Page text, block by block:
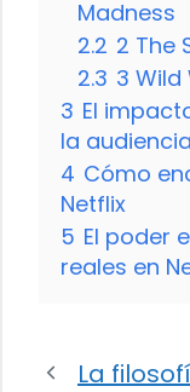
Madness
2.2 2 The
2.3 3
3 El
la audiencia
4 Cómo
Netflix
5 El poder
reales en
La